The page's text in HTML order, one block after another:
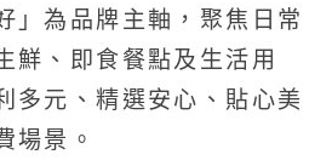
」為品牌主軸，聚焦日常
鮮、即食餐點及生活用
多元、精選安心、貼心美
場景。